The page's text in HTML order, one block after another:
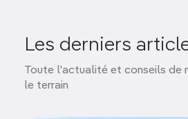
Les derniers
Toute l'actualité et conseils de
le terrain